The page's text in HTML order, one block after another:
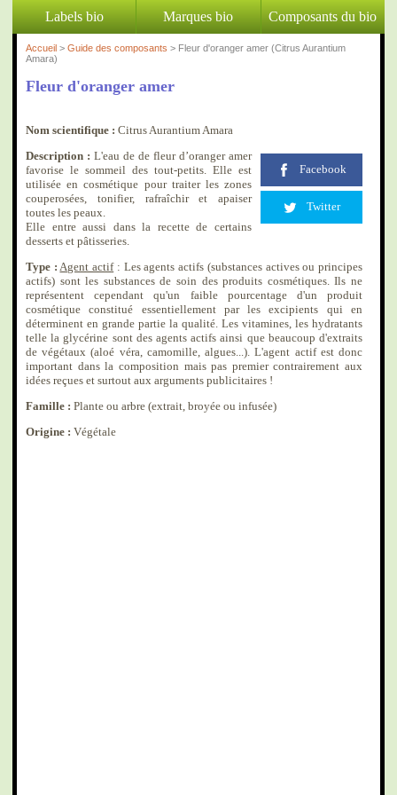
Labels bio Marques bio Composants du bio
Accueil > Guide des composants > Fleur d'oranger amer (Citrus Aurantium
Amara)
Fleur d'oranger amer
Nom scientifique : Citrus Aurantium Amara
Facebook
Twitter
Description : L'eau de de fleur d’oranger amer
favorise le sommeil des tout-petits. Elle est
utilisée en cosmétique pour traiter les zones
couperosées, tonifier, rafraîchir et apaiser
toutes les peaux.
Elle entre aussi dans la recette de certains
desserts et pâtisseries.
Type : Agent actif: Les agents actifs (substances actives ou principes
actifs) sont les substances de soin des produits cosmétiques. Ils ne
représentent cependant qu'un faible pourcentage d'un produit
cosmétique constitué essentiellement par les excipients qui en
déterminent en grande partie la qualité. Les vitamines, les hydratants
telle la glycérine sont des agents actifs ainsi que beaucoup d'extraits
de végétaux (aloé véra, camomille, algues...). L'agent actif est donc
important dans la composition mais pas premier contrairement aux
idées reçues et surtout aux arguments publicitaires !
Famille : Plante ou arbre (extrait, broyée ou infusée)
Origine : Végétale